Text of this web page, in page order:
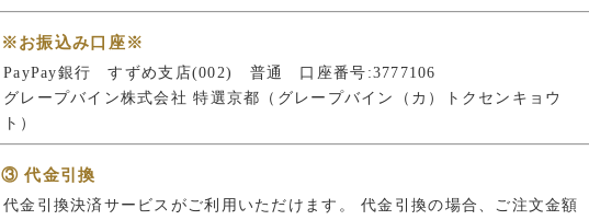
※お振込み口座※
PayPay銀行 すずめ支店(002) 普通 口座番号:3777106
グレープバイン株式会社 特選京都（グレープバイン（カ）トクセンキョウ
ト）
③ 代金引換
代金引換決済サービスがご利用いただけます。 代金引換の場合、ご注文金額